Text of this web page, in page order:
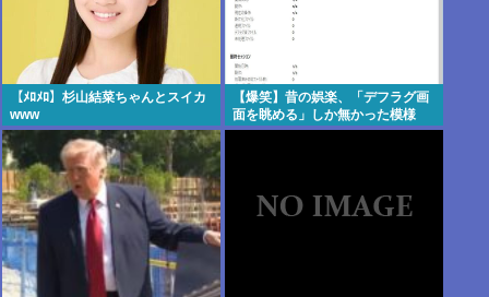
【ﾒﾛﾒﾛ】杉山結菜ちゃんとスイカ
www
【爆笑】昔の娯楽、「デフラグ画
面を眺める」しか無かった模様
www